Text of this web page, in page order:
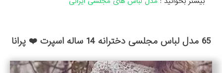
65 مدل لباس مجلسی دخترانه 14 ساله اسپرت ❤️ پرانا